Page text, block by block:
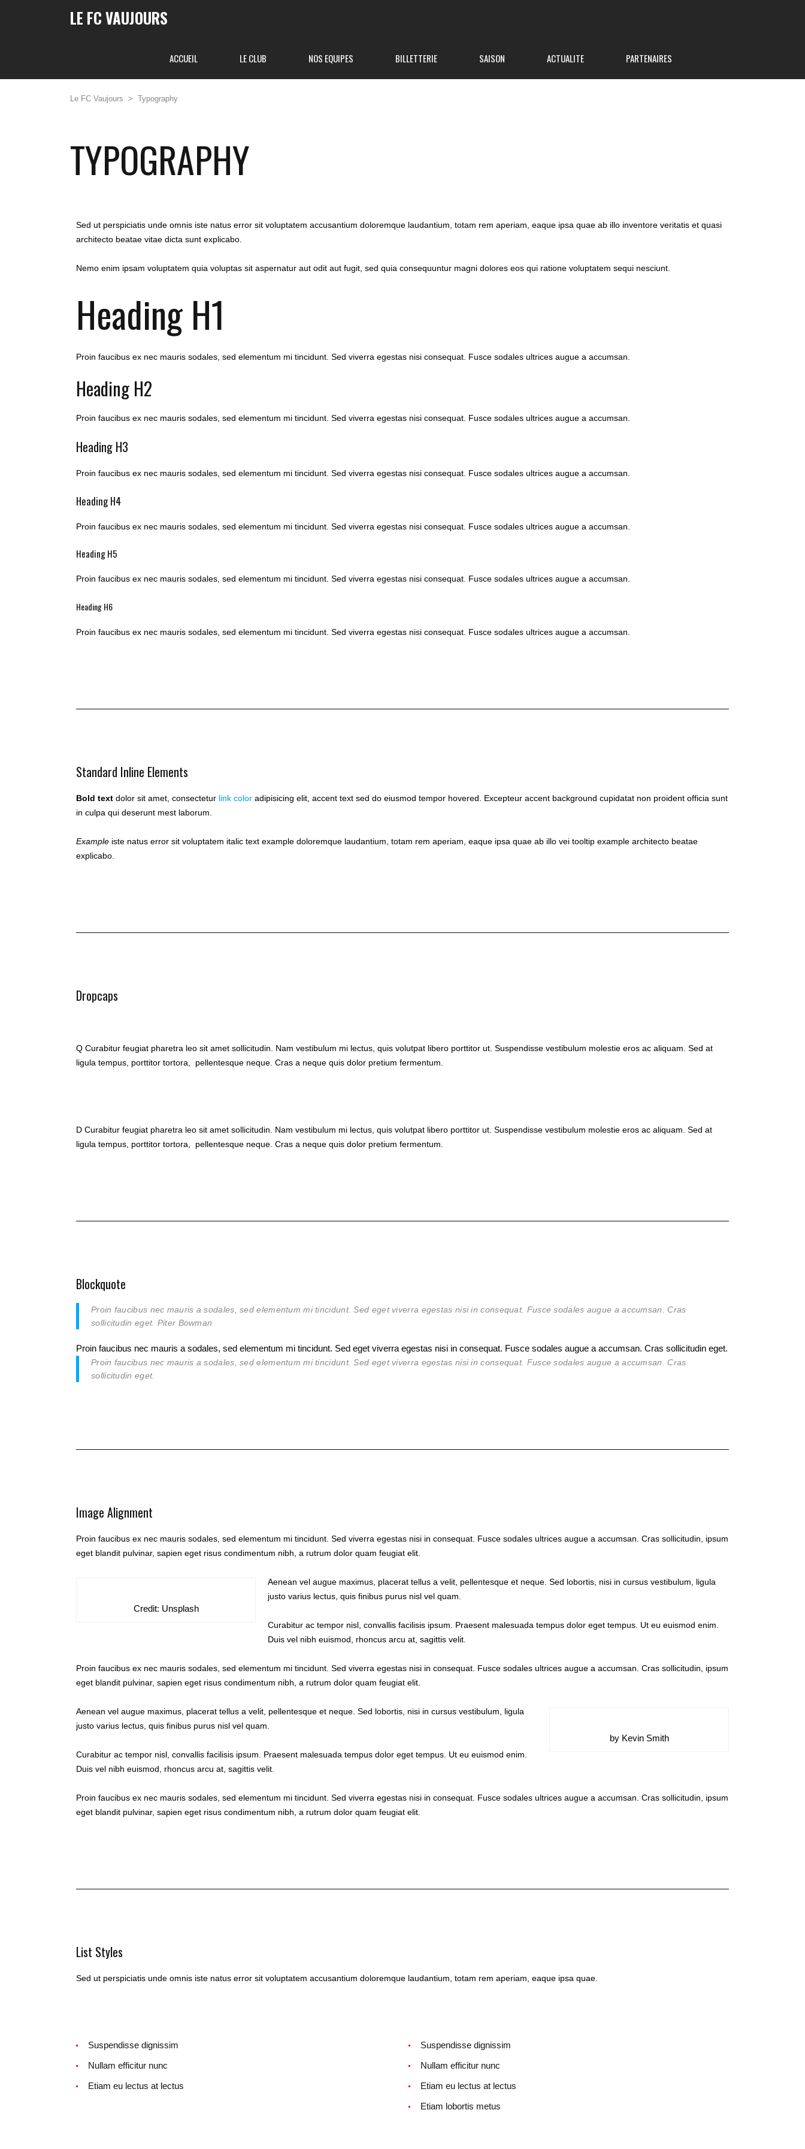
LE FC VAUJOURS
ACCUEIL LE CLUB NOS EQUIPES BILLETTERIE SAISON ACTUALITE PARTENAIRES
Le FC Vaujours > Typography
TYPOGRAPHY
Sed ut perspiciatis unde omnis iste natus error sit voluptatem accusantium doloremque laudantium, totam rem aperiam, eaque ipsa quae ab illo inventore veritatis et quasi
architecto beatae vitae dicta sunt explicabo.
Nemo enim ipsam voluptatem quia voluptas sit aspernatur aut odit aut fugit, sed quia consequuntur magni dolores eos qui ratione voluptatem sequi nesciunt.
Heading H1
Proin faucibus ex nec mauris sodales, sed elementum mi tincidunt. Sed viverra egestas nisi consequat. Fusce sodales ultrices augue a accumsan.
Heading H2
Proin faucibus ex nec mauris sodales, sed elementum mi tincidunt. Sed viverra egestas nisi consequat. Fusce sodales ultrices augue a accumsan.
Heading H3
Proin faucibus ex nec mauris sodales, sed elementum mi tincidunt. Sed viverra egestas nisi consequat. Fusce sodales ultrices augue a accumsan.
Heading H4
Proin faucibus ex nec mauris sodales, sed elementum mi tincidunt. Sed viverra egestas nisi consequat. Fusce sodales ultrices augue a accumsan.
Heading H5
Proin faucibus ex nec mauris sodales, sed elementum mi tincidunt. Sed viverra egestas nisi consequat. Fusce sodales ultrices augue a accumsan.
Heading H6
Proin faucibus ex nec mauris sodales, sed elementum mi tincidunt. Sed viverra egestas nisi consequat. Fusce sodales ultrices augue a accumsan.
Standard Inline Elements
Bold text dolor sit amet, consectetur link color adipisicing elit, accent text sed do eiusmod tempor hovered. Excepteur accent background cupidatat non proident officia sunt
in culpa qui deserunt mest laborum.
Example iste natus error sit voluptatem italic text example doloremque laudantium, totam rem aperiam, eaque ipsa quae ab illo vei tooltip example architecto beatae
explicabo.
Dropcaps
Q Curabitur feugiat pharetra leo sit amet sollicitudin. Nam vestibulum mi lectus, quis volutpat libero porttitor ut. Suspendisse vestibulum molestie eros ac aliquam. Sed at
ligula tempus, porttitor tortora, pellentesque neque. Cras a neque quis dolor pretium fermentum.
D Curabitur feugiat pharetra leo sit amet sollicitudin. Nam vestibulum mi lectus, quis volutpat libero porttitor ut. Suspendisse vestibulum molestie eros ac aliquam. Sed at
ligula tempus, porttitor tortora, pellentesque neque. Cras a neque quis dolor pretium fermentum.
Blockquote
Proin faucibus nec mauris a sodales, sed elementum mi tincidunt. Sed eget viverra egestas nisi in consequat. Fusce sodales augue a accumsan. Cras
sollicitudin eget. Piter Bowman
Proin faucibus nec mauris a sodales, sed elementum mi tincidunt. Sed eget viverra egestas nisi in consequat. Fusce sodales augue a accumsan. Cras sollicitudin eget.
Proin faucibus nec mauris a sodales, sed elementum mi tincidunt. Sed eget viverra egestas nisi in consequat. Fusce sodales augue a accumsan. Cras
sollicitudin eget.
Image Alignment
Proin faucibus ex nec mauris sodales, sed elementum mi tincidunt. Sed viverra egestas nisi in consequat. Fusce sodales ultrices augue a accumsan. Cras sollicitudin, ipsum
eget blandit pulvinar, sapien eget risus condimentum nibh, a rutrum dolor quam feugiat elit.
Credit: Unsplash
Aenean vel augue maximus, placerat tellus a velit, pellentesque et neque. Sed lobortis, nisi in cursus vestibulum, ligula
justo varius lectus, quis finibus purus nisl vel quam.
Curabitur ac tempor nisl, convallis facilisis ipsum. Praesent malesuada tempus dolor eget tempus. Ut eu euismod enim.
Duis vel nibh euismod, rhoncus arcu at, sagittis velit.
Proin faucibus ex nec mauris sodales, sed elementum mi tincidunt. Sed viverra egestas nisi in consequat. Fusce sodales ultrices augue a accumsan. Cras sollicitudin, ipsum
eget blandit pulvinar, sapien eget risus condimentum nibh, a rutrum dolor quam feugiat elit.
by Kevin Smith
Aenean vel augue maximus, placerat tellus a velit, pellentesque et neque. Sed lobortis, nisi in cursus vestibulum, ligula
justo varius lectus, quis finibus purus nisl vel quam.
Curabitur ac tempor nisl, convallis facilisis ipsum. Praesent malesuada tempus dolor eget tempus. Ut eu euismod enim.
Duis vel nibh euismod, rhoncus arcu at, sagittis velit.
Proin faucibus ex nec mauris sodales, sed elementum mi tincidunt. Sed viverra egestas nisi in consequat. Fusce sodales ultrices augue a accumsan. Cras sollicitudin, ipsum
eget blandit pulvinar, sapien eget risus condimentum nibh, a rutrum dolor quam feugiat elit.
List Styles
Sed ut perspiciatis unde omnis iste natus error sit voluptatem accusantium doloremque laudantium, totam rem aperiam, eaque ipsa quae.
Suspendisse dignissim
Nullam efficitur nunc
Etiam eu lectus at lectus
Suspendisse dignissim
Nullam efficitur nunc
Etiam eu lectus at lectus
Etiam lobortis metus